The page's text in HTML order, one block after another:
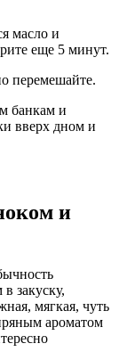
масло и
еще 5 минут.
перемешайте.
банкам и
вверх дном и
и
закуску,
мягкая, чуть
ароматом